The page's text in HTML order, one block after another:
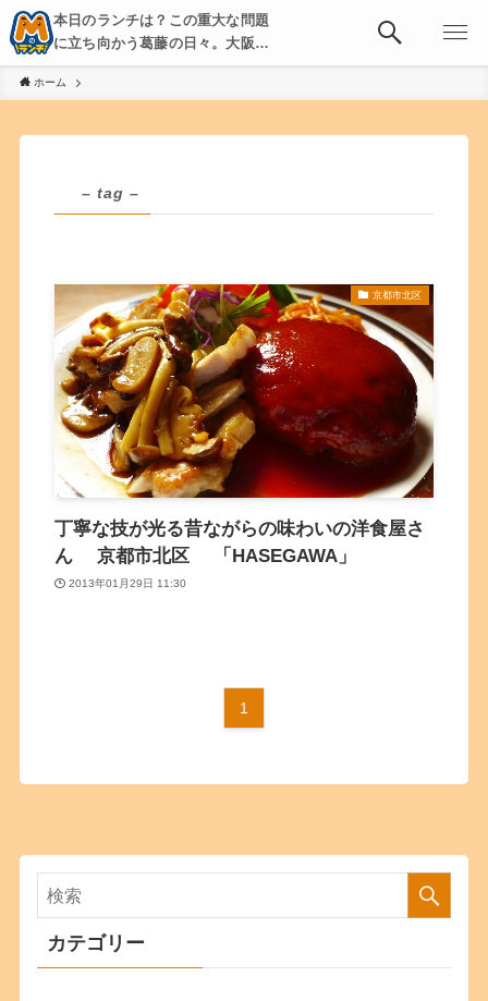
本日のランチは？この重大な問題
に立ち向かう葛藤の日々。大阪・
京都・神戸を中心とした食べ歩
き、飲み歩きを綴る。
ホーム
– tag –
京都市北区
丁寧な技が光る昔ながらの味わいの洋食屋さ
ん 京都市北区 「HASEGAWA」
2013年01月29日 11:30
1
カテゴリー